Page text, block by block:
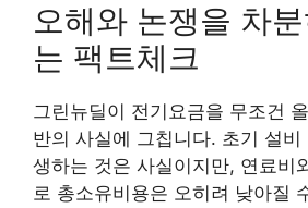
오해와 논쟁을 차
는 팩트체크
그린뉴딜이 전기요금을 무조건
반의 사실에 그칩니다. 초기 설
생하는 것은 사실이지만, 연료비
로 총소유비용은 오히려 낮아질